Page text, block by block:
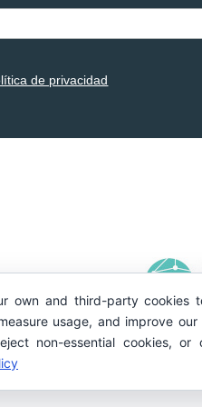
de privacidad
own and third-party cookies
usage, and improve
non-essential cookies, or